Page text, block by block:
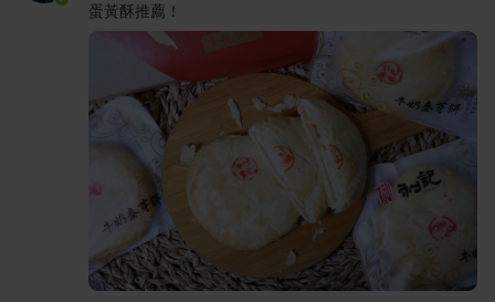
蛋黃酥推薦！